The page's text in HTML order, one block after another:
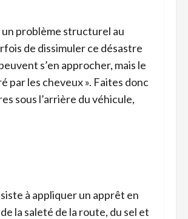
un problème structurel au
de dissimuler ce désastre
s’en approcher, mais le
par les cheveux ». Faites donc
sous l’arrière du véhicule,
à appliquer un apprêt en
la saleté de la route, du sel et